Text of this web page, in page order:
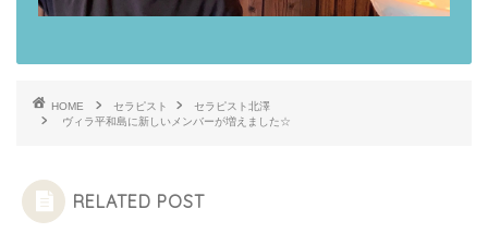
HOME セラピスト
セラピスト北澤
ヴィラ平和島に新しいメンバーが増えました☆
RELATED POST